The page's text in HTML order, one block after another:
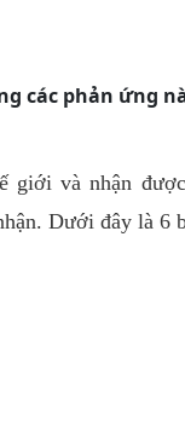
các phản ứng
giới và nhận
Dưới đây là 6